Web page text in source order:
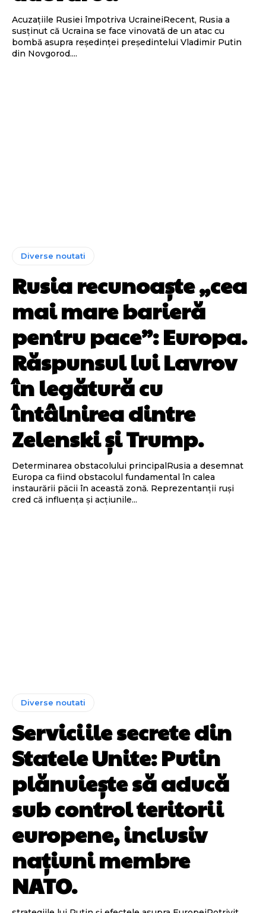
Acuzațiile Rusiei împotriva UcraineiRecent, Rusia a
susținut că Ucraina se face vinovată de un atac cu
bombă asupra reședinței președintelui Vladimir Putin
din Novgorod....
Diverse noutati
Rusia recunoaște „cea
mai mare barieră
pentru pace”: Europa.
Răspunsul lui Lavrov
în legătură cu
întâlnirea dintre
Zelenski și Trump.
Determinarea obstacolului principalRusia a desemnat
Europa ca fiind obstacolul fundamental în calea
instaurării păcii în această zonă. Reprezentanții ruși
cred că influența și acțiunile...
Diverse noutati
Serviciile secrete din
Statele Unite: Putin
plănuiește să aducă
sub control teritorii
europene, inclusiv
națiuni membre
NATO.